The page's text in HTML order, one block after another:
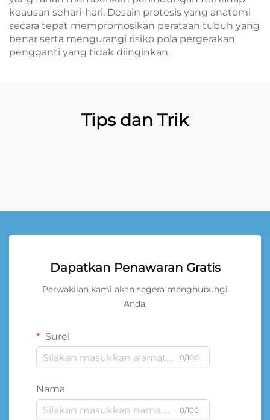
keausan sehari-hari. Desain protesis yang anatomi
secara tepat mempromosikan perataan tubuh yang
benar serta mengurangi risiko pola pergerakan
pengganti yang tidak diinginkan.
Tips dan Trik
Dapatkan Penawaran Gratis
Perwakilan kami akan segera menghubungi
Anda.
Surel
0/100
Nama
0/100